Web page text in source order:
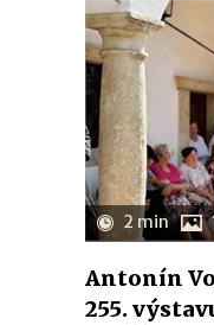
2 min
Antonín
255.